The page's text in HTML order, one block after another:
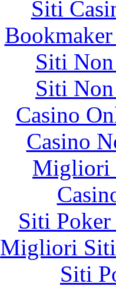
Siti
Siti
Siti
Casino
Casino
Migliori
Siti
Migliori Siti
Siti